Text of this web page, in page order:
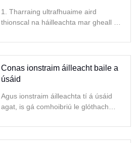
1. Tharraing ultrafhuaime aird
thionscal na háilleachta mar gheall ar
leigheasach mhaith, agus éifeacht
thapa.
Conas ionstraim áilleacht baile a
úsáid
Agus ionstraim áilleachta tí á úsáid
agat, is gá comhoibriú le glóthach
chéile